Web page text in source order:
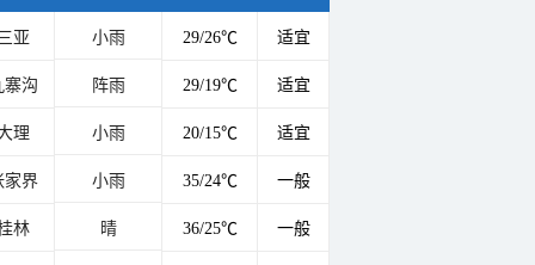
亚 小雨 29/26℃ 适宜
寨沟 阵雨 29/19℃ 适宜
理 小雨 20/15℃ 适宜
家界 小雨 35/24℃ 一般
林 晴 36/25℃ 一般